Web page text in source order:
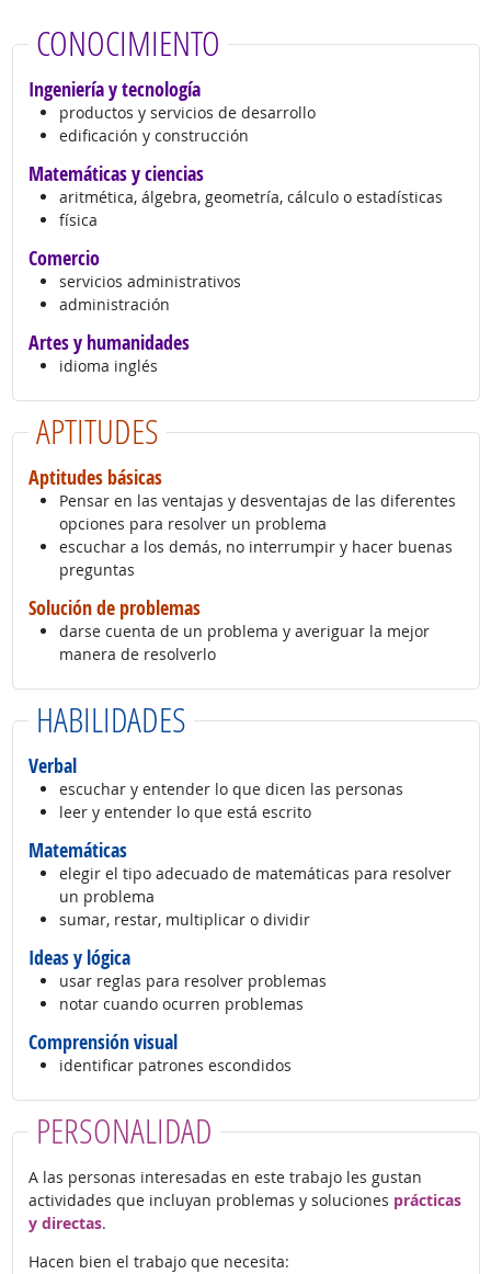
CONOCIMIENTO
Ingeniería y tecnología
productos y servicios de desarrollo
edificación y construcción
Matemáticas y ciencias
aritmética, álgebra, geometría, cálculo o estadísticas
física
Comercio
servicios administrativos
administración
Artes y humanidades
idioma inglés
APTITUDES
Aptitudes básicas
Pensar en las ventajas y desventajas de las diferentes
opciones para resolver un problema
escuchar a los demás, no interrumpir y hacer buenas
preguntas
Solución de problemas
darse cuenta de un problema y averiguar la mejor
manera de resolverlo
HABILIDADES
Verbal
escuchar y entender lo que dicen las personas
leer y entender lo que está escrito
Matemáticas
elegir el tipo adecuado de matemáticas para resolver
un problema
sumar, restar, multiplicar o dividir
Ideas y lógica
usar reglas para resolver problemas
notar cuando ocurren problemas
Comprensión visual
identificar patrones escondidos
PERSONALIDAD
A las personas interesadas en este trabajo les gustan
actividades que incluyan problemas y soluciones prácticas
y directas.
Hacen bien el trabajo que necesita: